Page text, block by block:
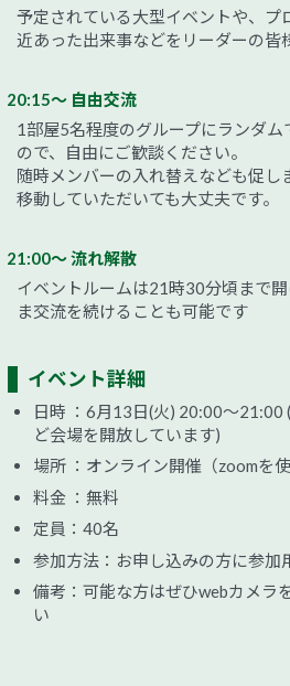
予定されている大型イベントや、プ
近あった出来事などをリーダーの皆
20:15～ 自由交流
1部屋5名程度のグループにランダ
ので、自由にご歓談ください。
随時メンバーの入れ替えなども促し
移動していただいても大丈夫です。
21:00～ 流れ解散
イベントルームは21時30分頃まで
ま交流を続けることも可能です
イベント詳細
日時 ：6月13日(火) 20:00～21:00
ど会場を開放しています)
場所 ：オンライン開催（zoomを使
料金 ：無料
定員：40名
参加方法：お申し込みの方に参加
備考：可能な方はぜひwebカメラ
い